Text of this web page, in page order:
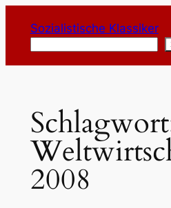
Inhalt
springen
Sozialistische Klassiker
2008